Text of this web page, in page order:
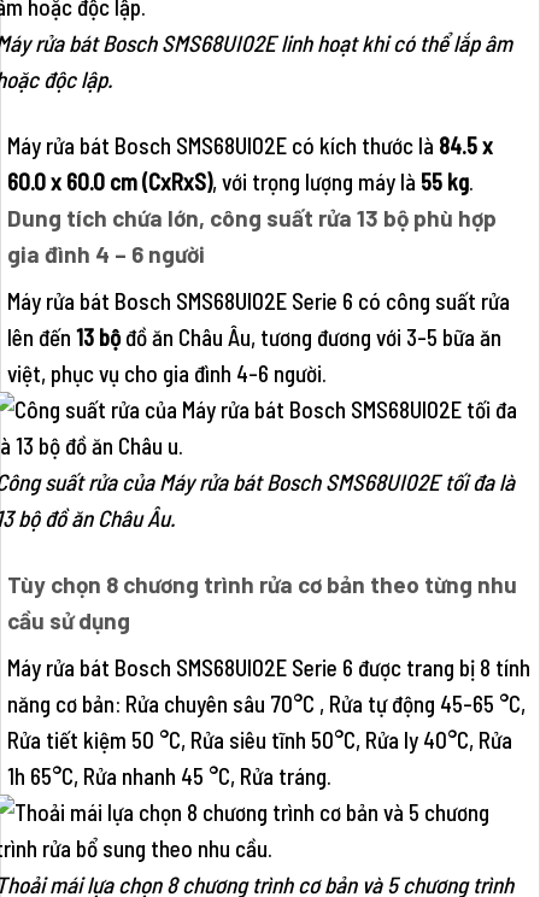
rửa bát Bosch SMS68UI02E linh hoạt khi có thể lắp âm
độc lập.
Máy rửa bát Bosch SMS68UI02E có kích thước là 84.5 x
60.0 x 60.0 cm (CxRxS), với trọng lượng máy là 55 kg
Dung tích chứa lớn, công suất rửa 13 bộ phù hợp
gia đình 4 – 6 người
Máy rửa bát Bosch SMS68UI02E Serie 6 có công suất rửa
lên đến 13 bộđồ ăn Châu Âu, tương đương với 3-5 bữa ăn
việt, phục vụ cho gia đình 4-6 người.
suất rửa của Máy rửa bát Bosch SMS68UI02E tối đa là
bộ đồ ăn Châu Âu.
Tùy chọn 8 chương trình rửa cơ bản theo từng nhu
cầu sử dụng
Máy rửa bát Bosch SMS68UI02E Serie 6 được trang bị 8 tính
năng cơ bản: Rửa chuyên sâu 70°C , Rửa tự động 45-65 °C,
Rửa tiết kiệm 50 °C, Rửa siêu tĩnh 50°C, Rửa ly 40°C, Rửa
1h 65°C, Rửa nhanh 45 °C, Rửa tráng.
mái lựa chọn 8 chương trình cơ bản và 5 chương trình